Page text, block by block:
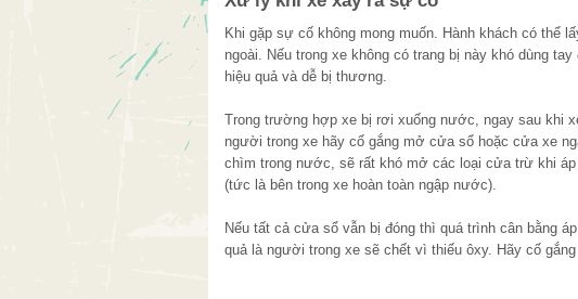
Khi gặp sự cố không mong muốn. Hành khách có thể
ngoài. Nếu trong xe không có trang bị này khó dùng
hiệu quả và dễ bị thương.
Trong trường hợp xe bị rơi xuống nước, ngay sau khi
người trong xe hãy cố gắng mở cửa sổ hoặc cửa xe
chìm trong nước, sẽ rất khó mở các loại cửa trừ khi
(tức là bên trong xe hoàn toàn ngập nước).
Nếu tất cả cửa sổ vẫn bị đóng thì quá trình cân bằng
quả là người trong xe sẽ chết vì thiếu ôxy. Hãy cố